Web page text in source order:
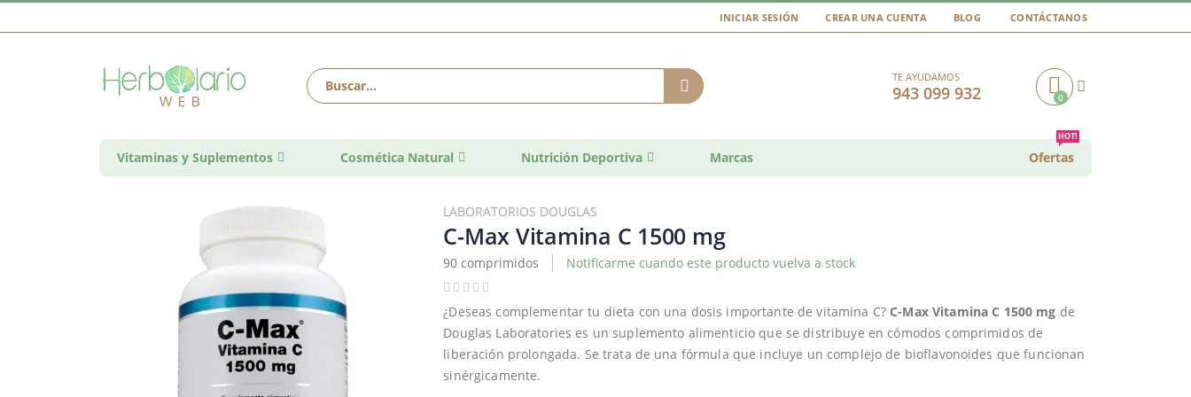
INICIAR SESIÓN CREAR UNA CUENTA BLOG CONTÁCTANOS
TE AYUDAMOS
943 099 932 Cart0
Vitaminas y Suplementos Cosmética Natural Nutrición Deportiva Marcas Ofertas
HOT!
LABORATORIOS DOUGLAS
C-Max Vitamina C 1500 mg
90 comprimidos Notificarme cuando este producto vuelva a stock
¿Deseas complementar tu dieta con una dosis importante de vitamina C? C-Max Vitamina C 1500 mg de
Douglas Laboratories es un suplemento alimenticio que se distribuye en cómodos comprimidos de
liberación prolongada. Se trata de una fórmula que incluye un complejo de bioflavonoides que funcionan
sinérgicamente.